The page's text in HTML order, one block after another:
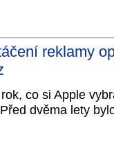
reklamy
co si Apple
dvěma lety